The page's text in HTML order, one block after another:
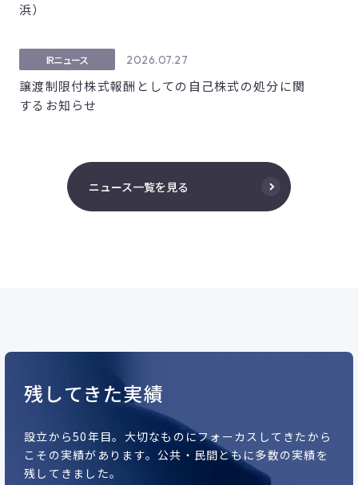
浜）
2026.07.27
IRニュース
譲渡制限付株式報酬としての自己株式の処分に関
するお知らせ
ニュース一覧を見る
残してきた実績
設立から50年目。 大切なものにフォーカスしてきたから
こその実績があります。 公共・民間ともに多数の実績を
残してきました。